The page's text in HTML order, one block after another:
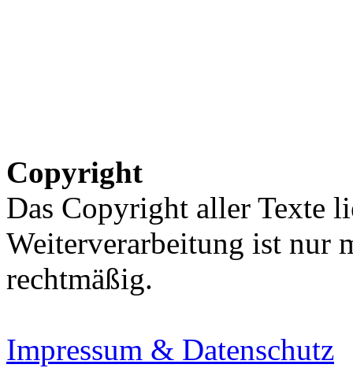
Copyright
Das Copyright aller Texte
Weiterverarbeitung ist nur
rechtmäßig.
Impressum & Datenschutz